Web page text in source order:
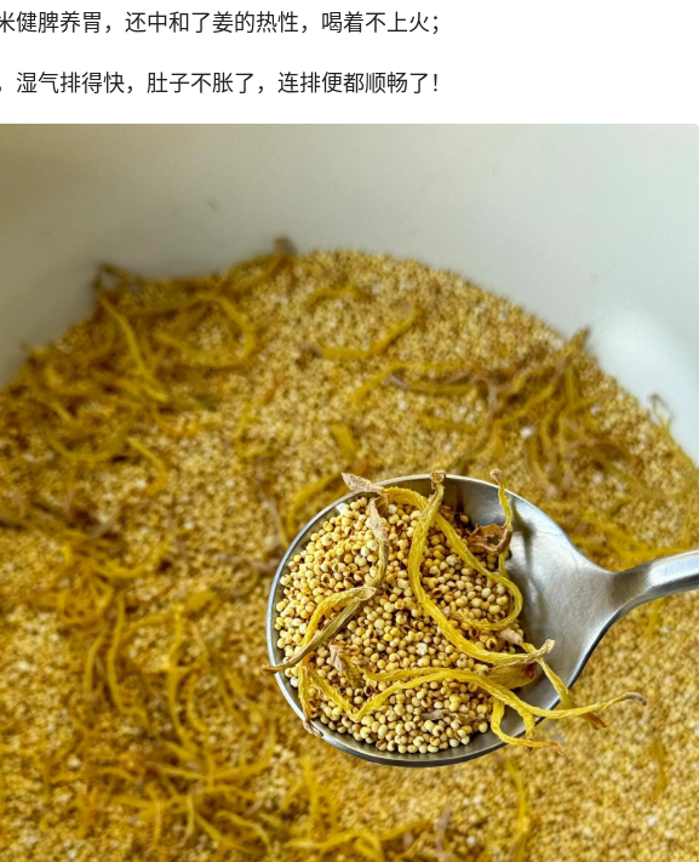
脾养胃，还中和了姜的热性，喝着不上火；
气排得快，肚子不胀了，连排便都顺畅了！